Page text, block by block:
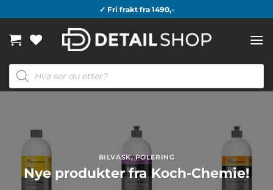
to
content
✓ Fri frakt fra 1490,-
Products
search
BILVASK,POLERING
Nye produkter fra Koch-Chemie!